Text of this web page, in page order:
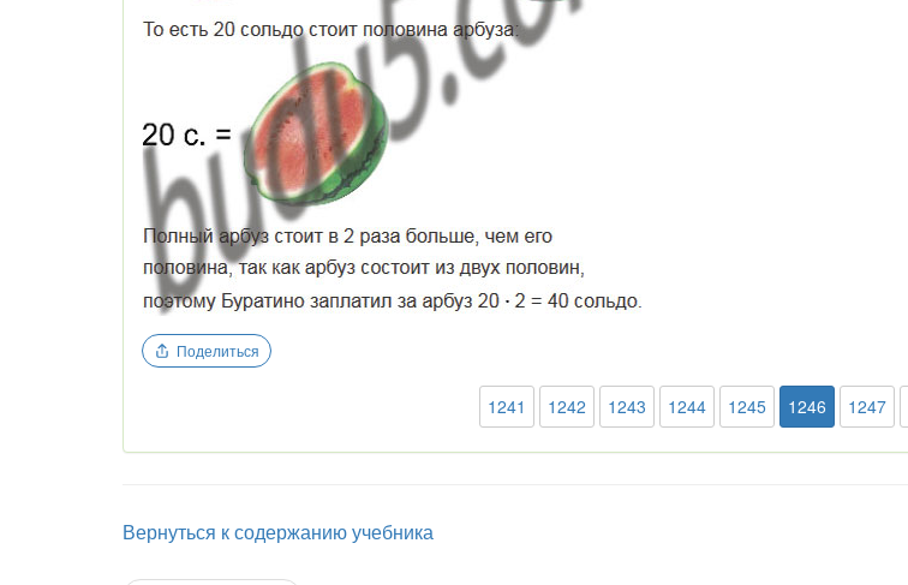
Поделиться
1241 1242 1243 1244 1245 1246 1247
Вернуться к содержанию учебника